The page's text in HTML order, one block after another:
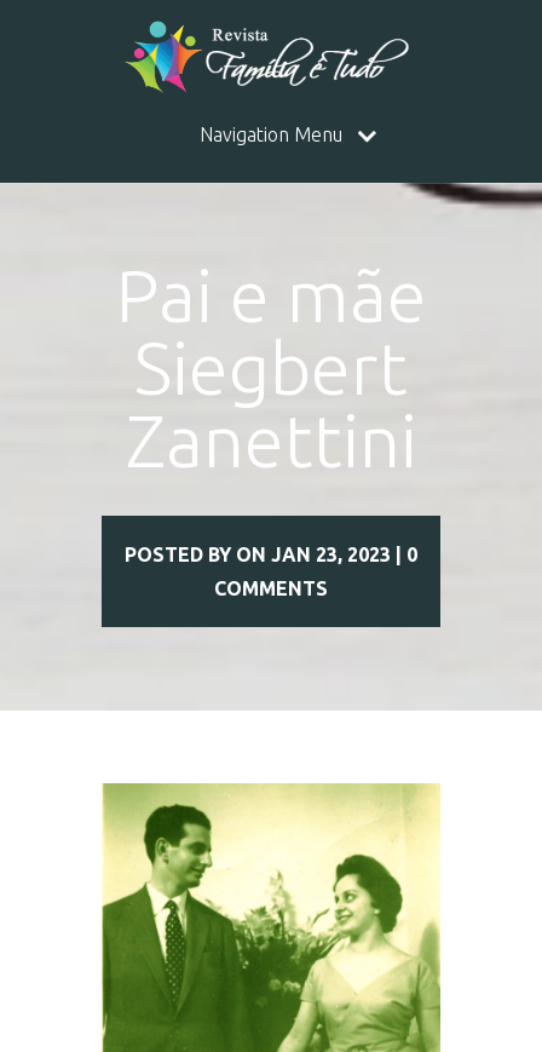
Navigation Menu
Pai e mãe
Siegbert
Zanettini
POSTED BY ON JAN 23, 2023 | 0
COMMENTS